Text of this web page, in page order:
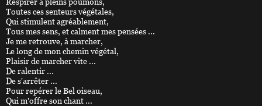
Toutes ces senteurs végétales,
Qui stimulent agréablement,
Tous mes sens, et calment mes pensées ...
Je me retrouve, à marcher,
Le long de mon chemin végétal,
Plaisir de marcher vite ...
De ralentir ...
De s'arrêter ...
Pour repérer le Bel oiseau,
Qui m'offre son chant ...